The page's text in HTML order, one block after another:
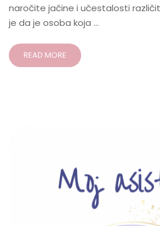
naročite jačine i učestalosti
je da je osoba koja …
READ MORE